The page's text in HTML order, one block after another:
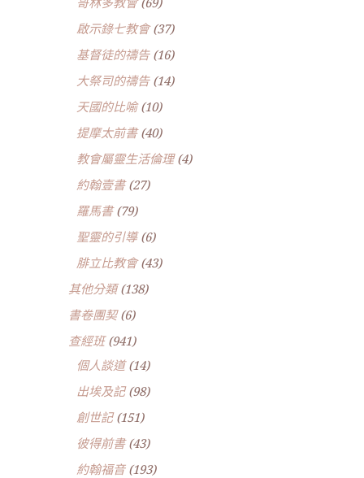
啟示錄七教會(37)
基督徒的禱告(16)
大祭司的禱告(14)
天國的比喻(10)
提摩太前書(40)
教會屬靈生活倫理(4)
約翰壹書(27)
羅馬書(79)
聖靈的引導(6)
腓立比教會(43)
其他分類(138)
書卷團契(6)
查經班(941)
個人談道(14)
出埃及記(98)
創世記(151)
彼得前書(43)
約翰福音(193)